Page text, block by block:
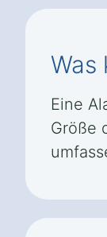
Was
Eine
Größe